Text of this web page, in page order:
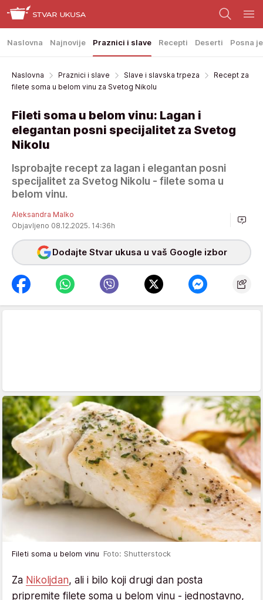
Naslovna Najnovije Praznici i slave Recepti Deserti Posna
Naslovna Praznici i slave Slave i slavska trpeza
Recept za
filete soma u belom vinu za Svetog Nikolu
Fileti soma u belom vinu: Lagan i
elegantan posni specijalitet za Svetog
Nikolu
Isprobajte recept za lagan i elegantan posni
specijalitet za Svetog Nikolu - filete soma u
belom vinu.
Aleksandra Malko
Objavljeno 08.12.2025. 14:36h
Dodajte Stvar ukusa u vaš Google izbor
Fileti soma u belom vinu Foto: Shutterstock
Za Nikoljdan, ali i bilo koji drugi dan posta
pripremite filete soma u belom vinu - jednostavno,